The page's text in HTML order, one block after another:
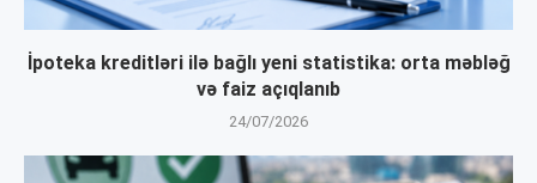
İpoteka kreditləri ilə bağlı yeni statistika: orta məbləğ
və faiz açıqlanıb
24/07/2026